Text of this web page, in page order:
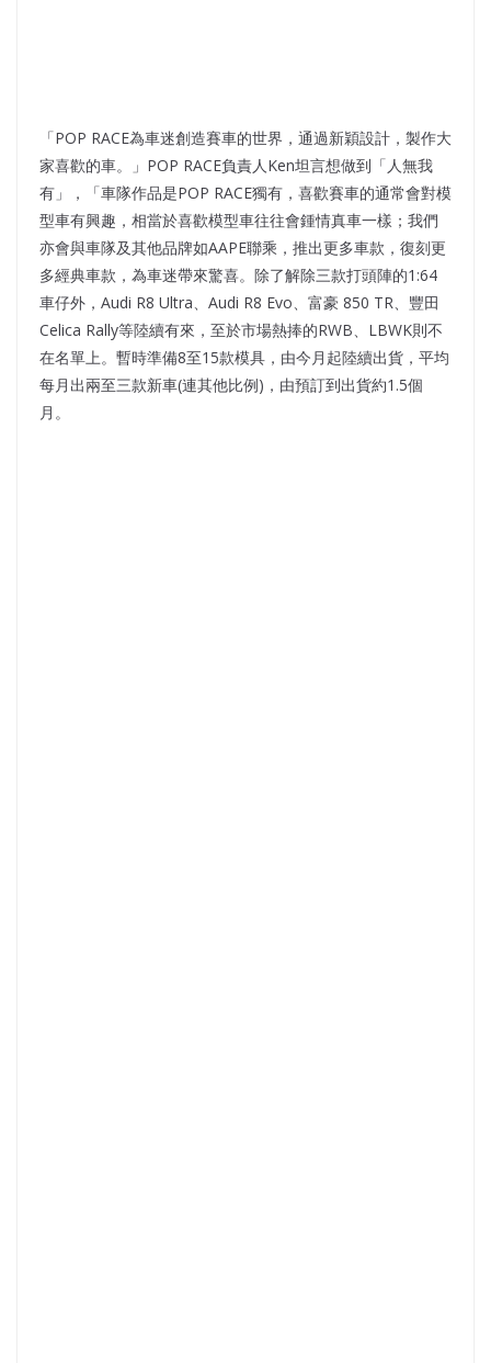
「POP RACE為車迷創造賽車的世界，通過新穎設計，製作大
家喜歡的車。」POP RACE負責人Ken坦言想做到「人無我
有」，「車隊作品是POP RACE獨有，喜歡賽車的通常會對模
型車有興趣，相當於喜歡模型車往往會鍾情真車一樣；我們
亦會與車隊及其他品牌如AAPE聯乘，推出更多車款，復刻更
多經典車款，為車迷帶來驚喜。除了解除三款打頭陣的1:64
車仔外，Audi R8 Ultra、Audi R8 Evo、富豪 850 TR、豐田
Celica Rally等陸續有來，至於市場熱捧的RWB、LBWK則不
在名單上。暫時準備8至15款模具，由今月起陸續出貨，平均
每月出兩至三款新車(連其他比例)，由預訂到出貨約1.5個
月。